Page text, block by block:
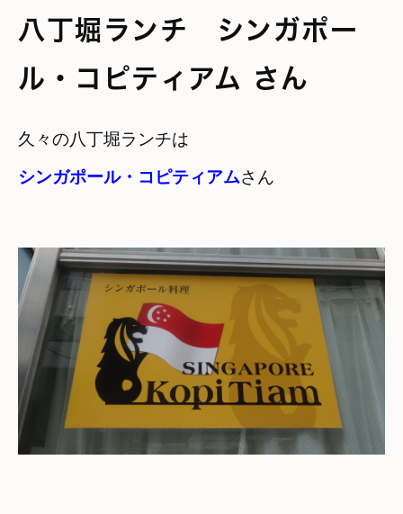
八丁堀ランチ シンガポー
ル・コピティアム さん
シンガポール・コピティアムさん